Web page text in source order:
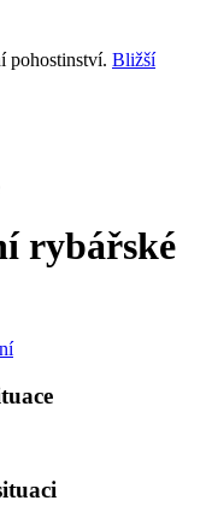
pohostinství. Bližší
rybářské